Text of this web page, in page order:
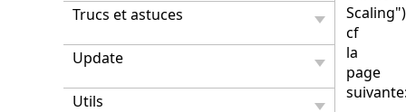
Trucs et astuces
Update
Utils
cf
la
page